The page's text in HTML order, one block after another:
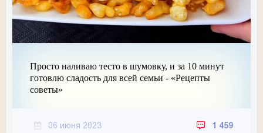
Просто наливаю тесто в шумовку, и за 10 минут
готовлю сладость для всей семьи - «Рецепты
советы»
06 июня 2023 1 459